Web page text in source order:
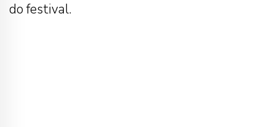
do festival.